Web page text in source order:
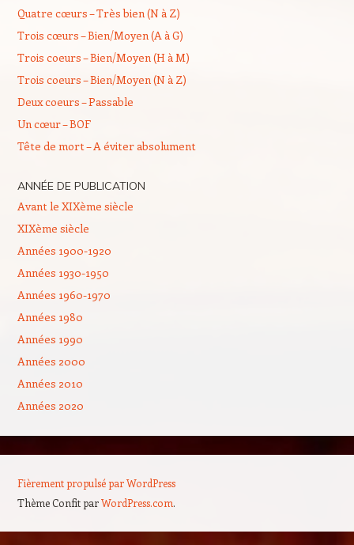
Quatre cœurs – Très bien (N à Z)
Trois cœurs – Bien/Moyen (A à G)
Trois coeurs – Bien/Moyen (H à M)
Trois coeurs – Bien/Moyen (N à Z)
Deux coeurs – Passable
Un cœur – BOF
Tête de mort – A éviter absolument
ANNÉE DE PUBLICATION
Avant le XIXème siècle
XIXème siècle
Années 1900-1920
Années 1930-1950
Années 1960-1970
Années 1980
Années 1990
Années 2000
Années 2010
Années 2020
Fièrement propulsé par WordPress
Thème Confit parWordPress.com.